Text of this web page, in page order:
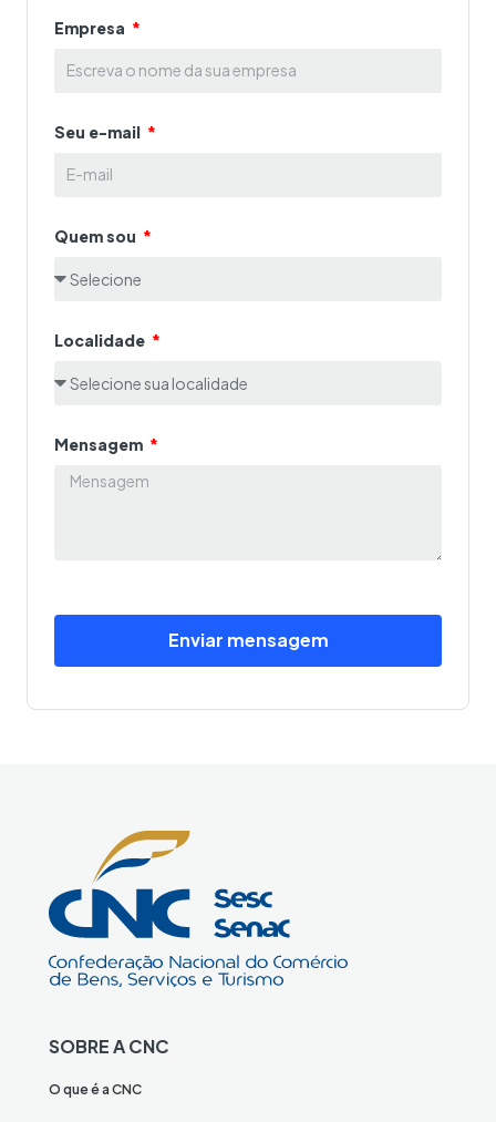
Empresa
Seu e-mail
Quem sou
Localidade
Mensagem
Enviar mensagem
SOBRE A CNC
O que é a CNC